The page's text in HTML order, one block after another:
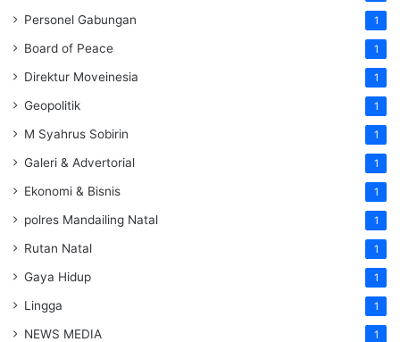
Personel Gabungan 1
Board of Peace 1
Direktur Moveinesia 1
Geopolitik 1
M Syahrus Sobirin 1
Galeri & Advertorial 1
Ekonomi & Bisnis 1
polres Mandailing Natal 1
Rutan Natal 1
Gaya Hidup 1
Lingga 1
NEWS MEDIA 1